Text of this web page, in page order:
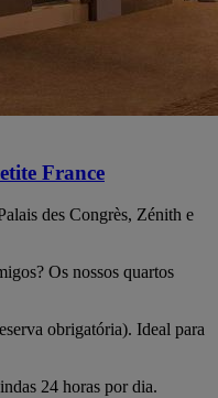
France
des Congrès, Zénith e
Os nossos quartos
obrigatória). Ideal para
24 horas por dia.